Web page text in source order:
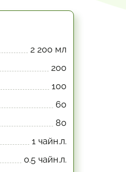
2 200 мл
200
100
60
80
1 чайн.л.
0.5 чайн.л.